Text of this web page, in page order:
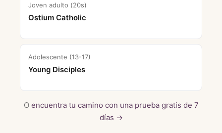
Joven adulto (20s)
Ostium Catholic
Adolescente (13-17)
Young Disciples
O encuentra tu camino con una prueba gratis de 7
días →